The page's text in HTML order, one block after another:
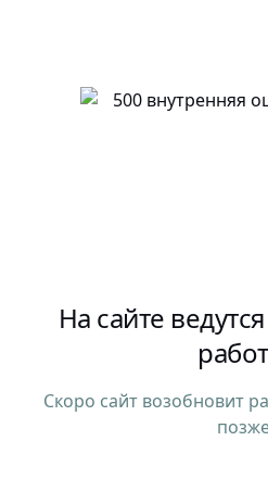
На сайте
Скоро сайт возобновит